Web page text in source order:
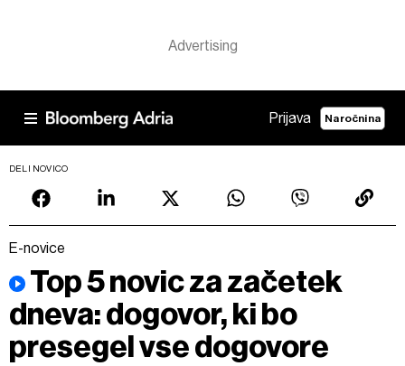
Prijava Naročnina
DELI NOVICO
E-novice
Top 5 novic za začetek
dneva: dogovor, ki bo
presegel vse dogovore